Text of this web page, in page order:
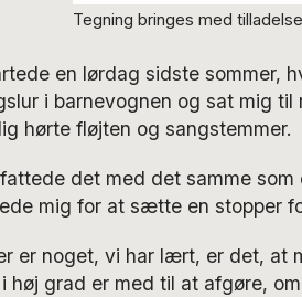
Tegning bringes med
en lørdag sidste sommer,
i barnevognen og sat mig
hørte fløjten og sangstemmer.
det med det samme
mig for at sætte en stopper
er noget, vi har lært, er det, at
høj grad er med til at afgøre,